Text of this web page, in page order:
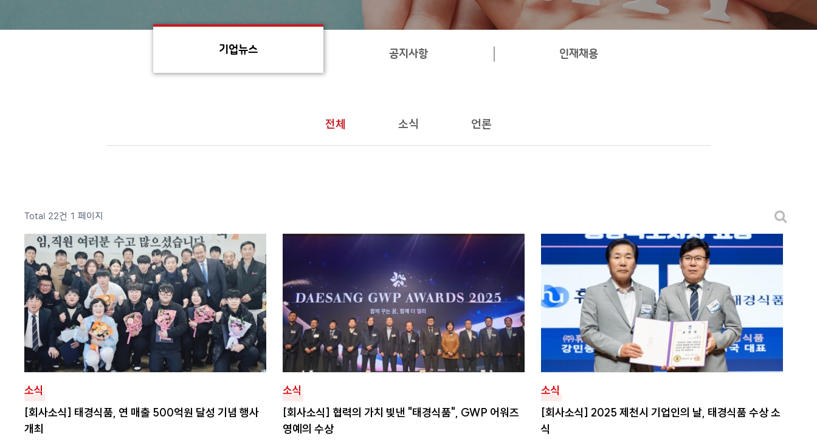
기업뉴스 공지사항 인재채용
전체 소식 언론
Total 22건 1 페이지
소식
[회사소식] 태경식품, 연 매출 500억원 달성 기념 행사
개최
소식
[회사소식] 협력의 가치 빛낸 "태경식품", GWP 어워즈
영예의 수상
소식
[회사소식] 2025 제천시 기업인의 날, 태경식품 수상 소
식